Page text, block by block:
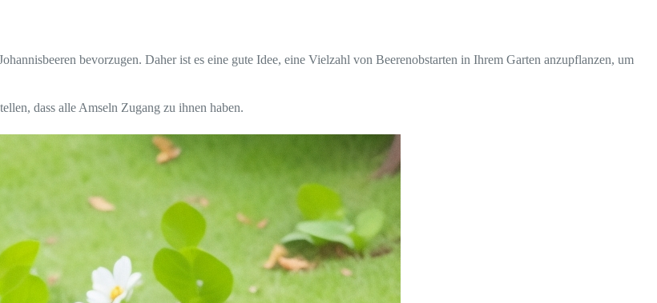
bevorzugen. Daher ist es eine gute Idee, eine Vielzahl von Beerenobstarten in Ihrem Garten anzupflanzen, um
dass alle Amseln Zugang zu ihnen haben.